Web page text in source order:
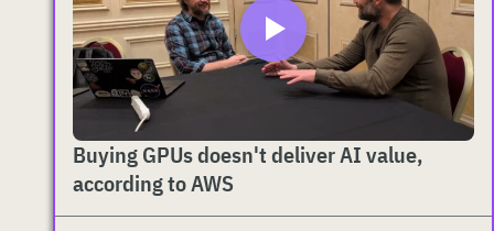
Buying GPUs doesn't deliver AI value,
according to AWS